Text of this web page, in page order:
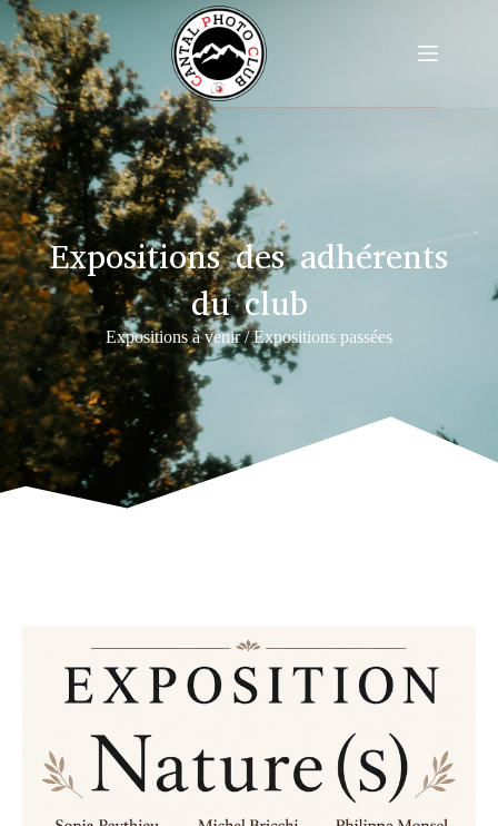
Expositions des adhérents
du club
Expositions à venir / Expositions passées